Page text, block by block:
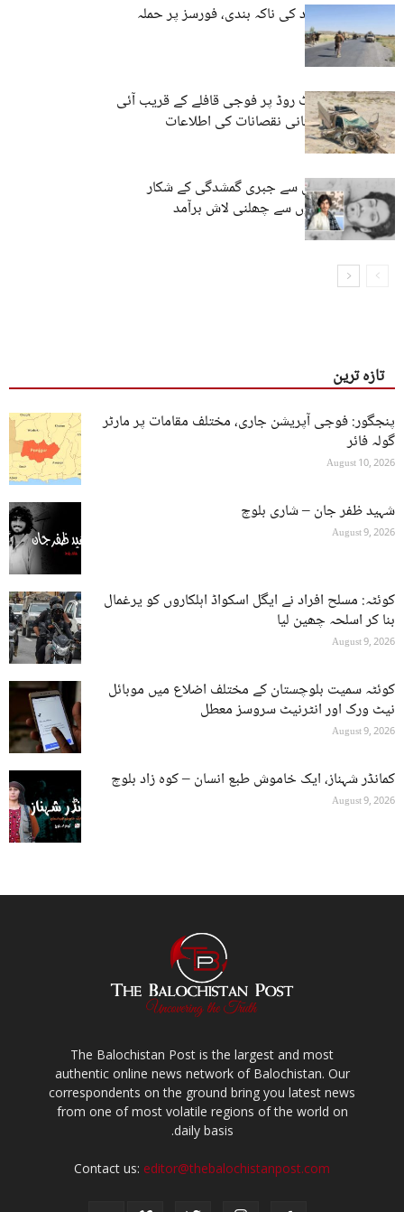
تربت: مسلح افراد کی ناکہ بندی، فورسز پر حملہ
پنجگور: ائیرپورٹ روڈ پر فوجی قافلے کے قریب آئی
ای ڈی دھماکہ، جانی نقصانات کی اطلاعات
پنجگور: ایک سال سے جبری گمشدگی کے شکار
شخص کی گولیوں سے چھلنی لاش برآمد
تازہ ترین
پنجگور: فوجی آپریشن جاری، مختلف مقامات پر مارٹر
گولہ فائر
August 10, 2026
شہید ظفر جان – شاری بلوچ
August 9, 2026
کوئٹہ: مسلح افراد نے ایگل اسکواڈ اہلکاروں کو یرغمال
بنا کر اسلحہ چھین لیا
August 9, 2026
کوئٹہ سمیت بلوچستان کے مختلف اضلاع میں موبائل
نیٹ ورک اور انٹرنیٹ سروسز معطل
August 9, 2026
کمانڈر شہناز، ایک خاموش طبع انسان – کوہ زاد بلوچ
August 9, 2026
The Balochistan Post is the largest and most
authentic online news network of Balochistan. Our
correspondents on the ground bring you latest news
from one of most volatile regions of the world on
daily basis.
Contact us: editor@thebalochistanpost.com